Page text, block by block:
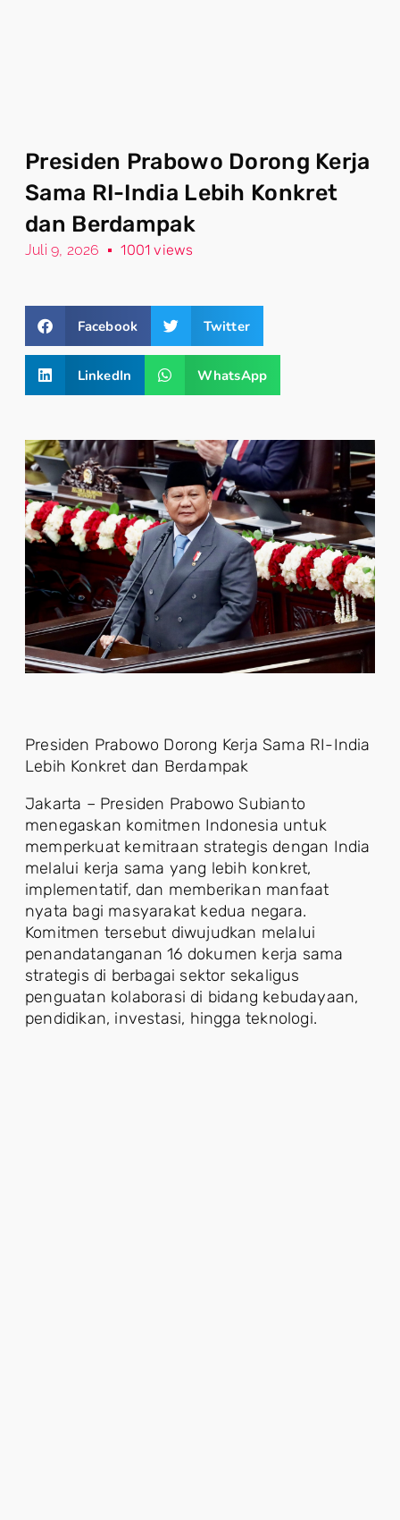
Presiden Prabowo Dorong Kerja
Sama RI-India Lebih Konkret
dan Berdampak
Juli 9, 2026 1001 views
Facebook Twitter
LinkedIn WhatsApp
Presiden Prabowo Dorong Kerja Sama RI-India
Lebih Konkret dan Berdampak
Jakarta – Presiden Prabowo Subianto
menegaskan komitmen Indonesia untuk
memperkuat kemitraan strategis dengan India
melalui kerja sama yang lebih konkret,
implementatif, dan memberikan manfaat
nyata bagi masyarakat kedua negara.
Komitmen tersebut diwujudkan melalui
penandatanganan 16 dokumen kerja sama
strategis di berbagai sektor sekaligus
penguatan kolaborasi di bidang kebudayaan,
pendidikan, investasi, hingga teknologi.